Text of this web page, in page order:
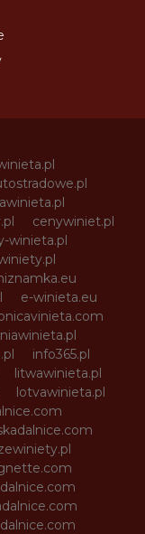
cenywiniet.pl
winieta.pl
e-winieta.eu
info365.pl
litwawinieta.pl
lotvawinieta.pl